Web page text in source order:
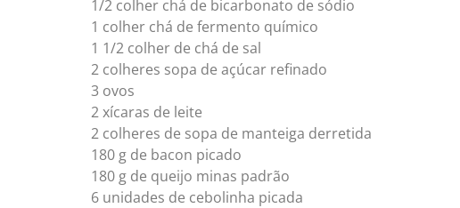
1/2 colher chá de bicarbonato de sódio
1 colher chá de fermento químico
1 1/2 colher de chá de sal
2 colheres sopa de açúcar refinado
3 ovos
2 xícaras de leite
2 colheres de sopa de manteiga derretida
180 g de bacon picado
180 g de queijo minas padrão
6 unidades de cebolinha picada